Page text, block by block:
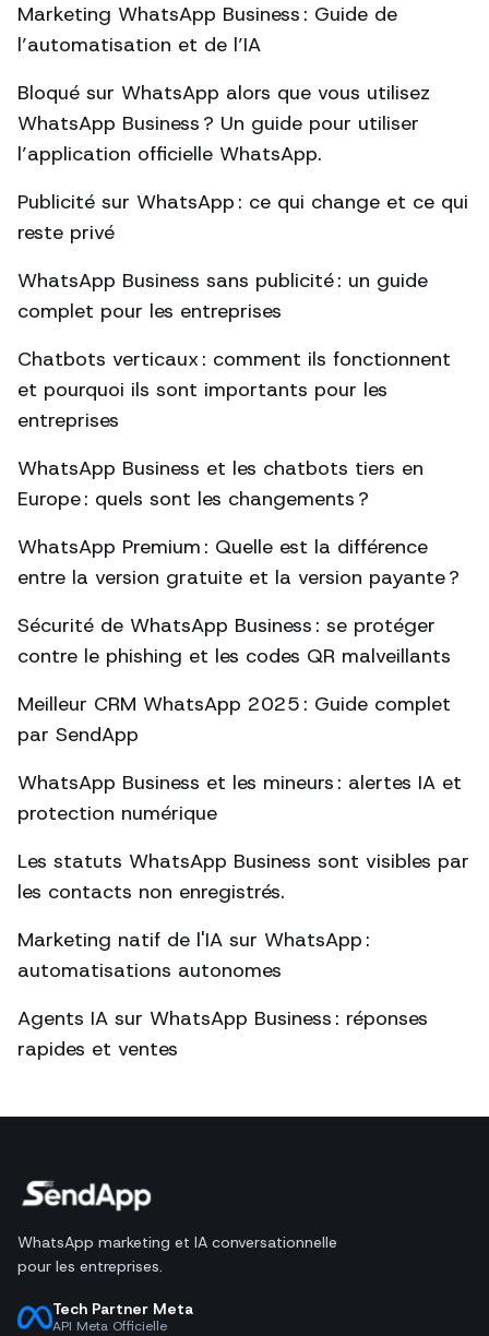
Marketing WhatsApp Business : Guide de
l’automatisation et de l’IA
Bloqué sur WhatsApp alors que vous utilisez
WhatsApp Business ? Un guide pour utiliser
l’application officielle WhatsApp.
Publicité sur WhatsApp : ce qui change et ce qui
reste privé
WhatsApp Business sans publicité : un guide
complet pour les entreprises
Chatbots verticaux : comment ils fonctionnent
et pourquoi ils sont importants pour les
entreprises
WhatsApp Business et les chatbots tiers en
Europe : quels sont les changements ?
WhatsApp Premium : Quelle est la différence
entre la version gratuite et la version payante ?
Sécurité de WhatsApp Business : se protéger
contre le phishing et les codes QR malveillants
Meilleur CRM WhatsApp 2025 : Guide complet
par SendApp
WhatsApp Business et les mineurs : alertes IA et
protection numérique
Les statuts WhatsApp Business sont visibles par
les contacts non enregistrés.
Marketing natif de l'IA sur WhatsApp :
automatisations autonomes
Agents IA sur WhatsApp Business : réponses
rapides et ventes
WhatsApp marketing et IA conversationnelle
pour les entreprises.
Tech Partner Meta
API Meta Officielle